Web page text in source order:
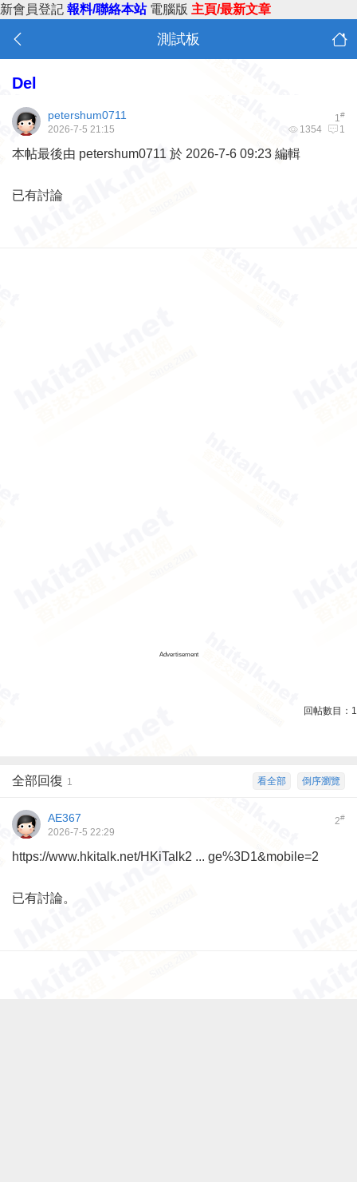
新會員登記 報料/聯絡本站 電腦版 主頁/最新文章
測試板
Del
1#
petershum0711
1354 1
2026-7-5 21:15
本帖最後由 petershum0711 於 2026-7-6 09:23 編輯
已有討論
Advertisement
回帖數目： 1
倒序瀏覽
看全部
全部回復 1
2#
AE367
2026-7-5 22:29
https://www.hkitalk.net/HKiTalk2 ... ge%3D1&mobile=2
已有討論。